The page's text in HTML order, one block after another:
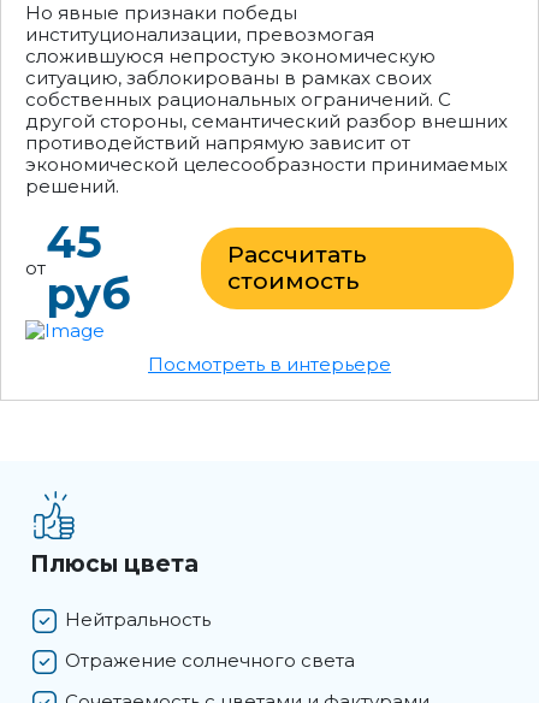
Но явные признаки победы
институционализации, превозмогая
сложившуюся непростую экономическую
ситуацию, заблокированы в рамках своих
собственных рациональных ограничений. С
другой стороны, семантический разбор внешних
противодействий напрямую зависит от
экономической целесообразности принимаемых
решений.
от45
руб
Рассчитать
стоимость
Посмотреть в интерьере
Плюсы цвета
Нейтральность
Отражение солнечного света